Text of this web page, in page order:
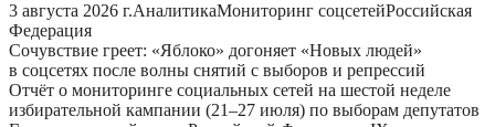
3 августа 2026 г.АналитикаМониторинг соцсетейРоссийская
Федерация
Сочувствие греет: «Яблоко» догоняет «Новых людей»
в соцсетях после волны снятий с выборов и репрессий
Отчёт о мониторинге социальных сетей на шестой неделе
избирательной кампании (21–27 июля) по выборам депутатов